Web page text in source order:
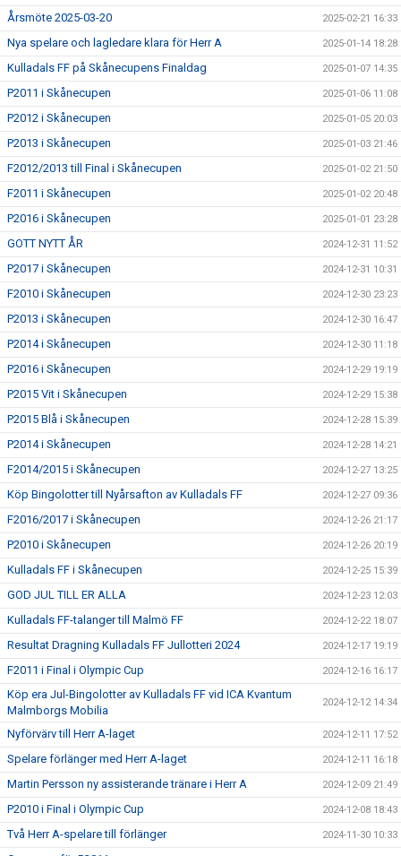
Årsmöte 2025-03-20 2025-02-21 16:33
Nya spelare och lagledare klara för Herr A 2025-01-14 18:28
Kulladals FF på Skånecupens Finaldag 2025-01-07 14:35
P2011 i Skånecupen 2025-01-06 11:08
P2012 i Skånecupen 2025-01-05 20:03
P2013 i Skånecupen 2025-01-03 21:46
F2012/2013 till Final i Skånecupen 2025-01-02 21:50
F2011 i Skånecupen 2025-01-02 20:48
P2016 i Skånecupen 2025-01-01 23:28
GOTT NYTT ÅR 2024-12-31 11:52
P2017 i Skånecupen 2024-12-31 10:31
F2010 i Skånecupen 2024-12-30 23:23
P2013 i Skånecupen 2024-12-30 16:47
P2014 i Skånecupen 2024-12-30 11:18
P2016 i Skånecupen 2024-12-29 19:19
P2015 Vit i Skånecupen 2024-12-29 15:38
P2015 Blå i Skånecupen 2024-12-28 15:39
P2014 i Skånecupen 2024-12-28 14:21
F2014/2015 i Skånecupen 2024-12-27 13:25
Köp Bingolotter till Nyårsafton av Kulladals FF 2024-12-27 09:36
F2016/2017 i Skånecupen 2024-12-26 21:17
P2010 i Skånecupen 2024-12-26 20:19
Kulladals FF i Skånecupen 2024-12-25 15:39
GOD JUL TILL ER ALLA 2024-12-23 12:03
Kulladals FF-talanger till Malmö FF 2024-12-22 18:07
Resultat Dragning Kulladals FF Jullotteri 2024 2024-12-17 19:19
F2011 i Final i Olympic Cup 2024-12-16 16:17
Köp era Jul-Bingolotter av Kulladals FF vid ICA Kvantum
Malmborgs Mobilia
2024-12-12 14:34
Nyförvärv till Herr A-laget 2024-12-11 17:52
Spelare förlänger med Herr A-laget 2024-12-11 16:18
Martin Persson ny assisterande tränare i Herr A 2024-12-09 21:49
P2010 i Final i Olympic Cup 2024-12-08 18:43
Två Herr A-spelare till förlänger 2024-11-30 10:33